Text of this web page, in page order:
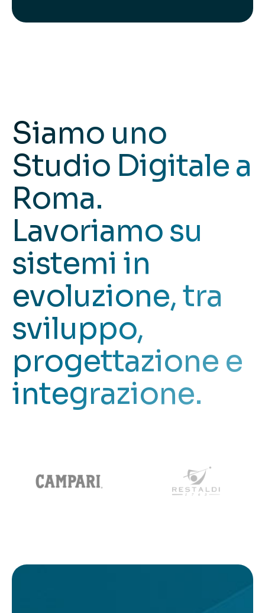
Siamo uno
Studio Digitale a
Roma.
Lavoriamo su
sistemi in
evoluzione, tra
sviluppo,
progettazione e
integrazione.